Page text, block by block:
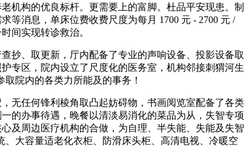
机构的优良标杆。更需要上的富脚。杜品平安现患。制
消息，单床位费收费尺度为每月 1700 元 - 2700 元 /
间实现转诊救治。
、取更新，厅内配备了专业的声响设备、投影设备取
专区，院内设立了尺度化的医务室，机构邻接刺猬河生
院内的各类力所能及的事务！
任何锋利棱角取凸起妨碍物，书画阅览室配备了各类
的办事待遇，晚餐以清淡易消化的菜品为从，失智专项
及周边医疗机构的合做，为自理、半失能、失能及失智
大容量适老化衣柜、防滑床头柜、高清电视、冷暖空